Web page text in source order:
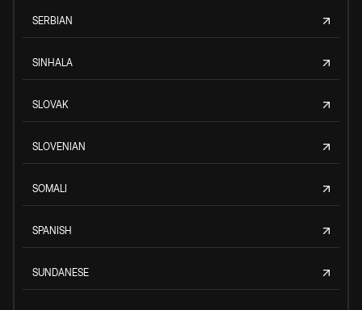
SERBIAN
SINHALA
SLOVAK
SLOVENIAN
SOMALI
SPANISH
SUNDANESE